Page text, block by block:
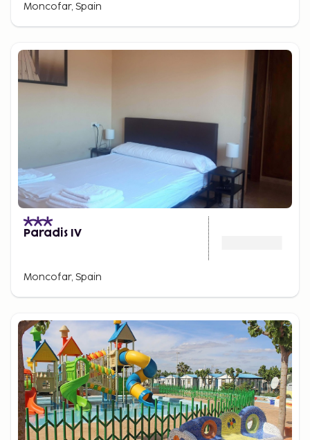
Moncofar, Spain
Paradis IV
Moncofar, Spain